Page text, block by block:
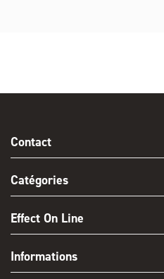
Contact
Catégories
Effect On Line
Informations